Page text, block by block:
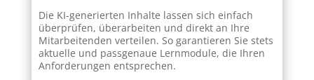
Die KI-generierten Inhalte lassen sich einfach
überprüfen, überarbeiten und direkt an Ihre
Mitarbeitenden verteilen. So garantieren Sie stets
aktuelle und passgenaue Lernmodule, die Ihren
Anforderungen entsprechen.